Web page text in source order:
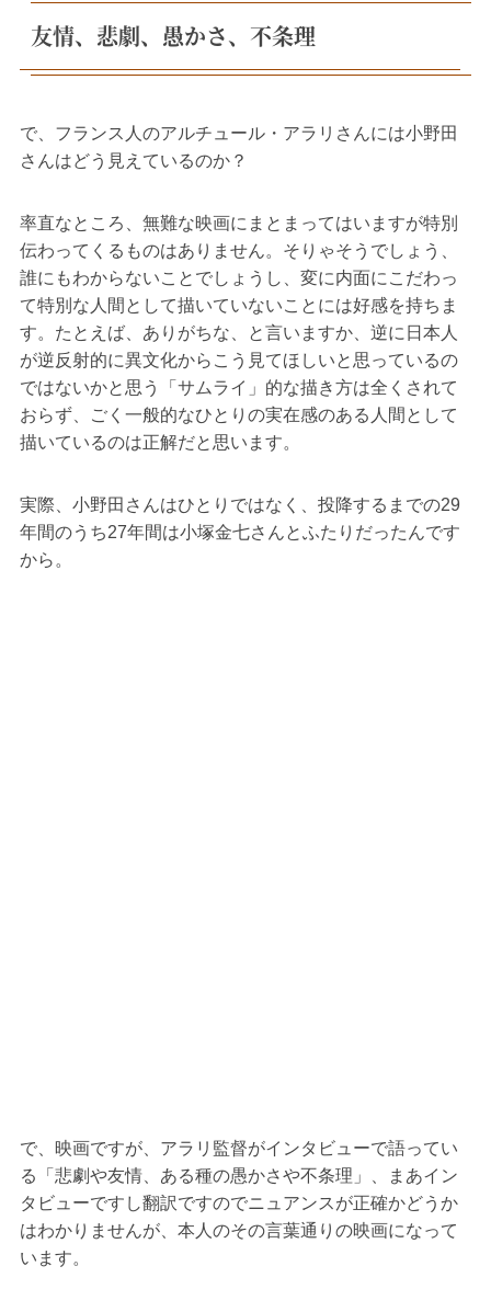
友情、悲劇、愚かさ、不条理
で、フランス人のアルチュール・アラリさんには小野田
さんはどう見えているのか？
率直なところ、無難な映画にまとまってはいますが特別
伝わってくるものはありません。そりゃそうでしょう、
誰にもわからないことでしょうし、変に内面にこだわっ
て特別な人間として描いていないことには好感を持ちま
す。たとえば、ありがちな、と言いますか、逆に日本人
が逆反射的に異文化からこう見てほしいと思っているの
ではないかと思う「サムライ」的な描き方は全くされて
おらず、ごく一般的なひとりの実在感のある人間として
描いているのは正解だと思います。
実際、小野田さんはひとりではなく、投降するまでの29
年間のうち27年間は小塚金七さんとふたりだったんです
から。
で、映画ですが、アラリ監督がインタビューで語ってい
る「悲劇や友情、ある種の愚かさや不条理」、まあイン
タビューですし翻訳ですのでニュアンスが正確かどうか
はわかりませんが、本人のその言葉通りの映画になって
います。